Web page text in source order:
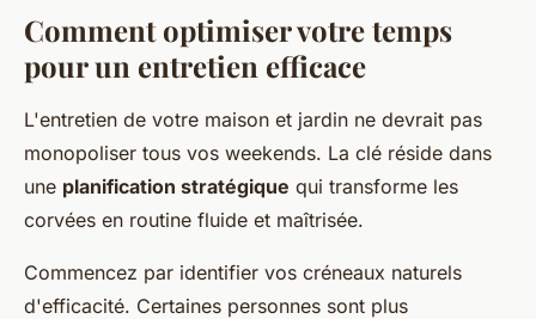
Comment optimiser votre temps
pour un entretien efficace
L'entretien de votre maison et jardin ne devrait pas
monopoliser tous vos weekends. La clé réside dans
une planification stratégique qui transforme les
corvées en routine fluide et maîtrisée.
Commencez par identifier vos créneaux naturels
d'efficacité. Certaines personnes sont plus